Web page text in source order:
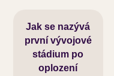
Jak se nazývá
první vývojové
stádium po
oplození
Zygota